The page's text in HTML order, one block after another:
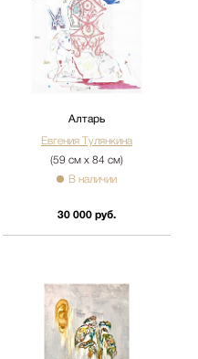
Алтарь
Евгения Тулянкина
(59 см х 84 см)
В наличии
30 000 руб.